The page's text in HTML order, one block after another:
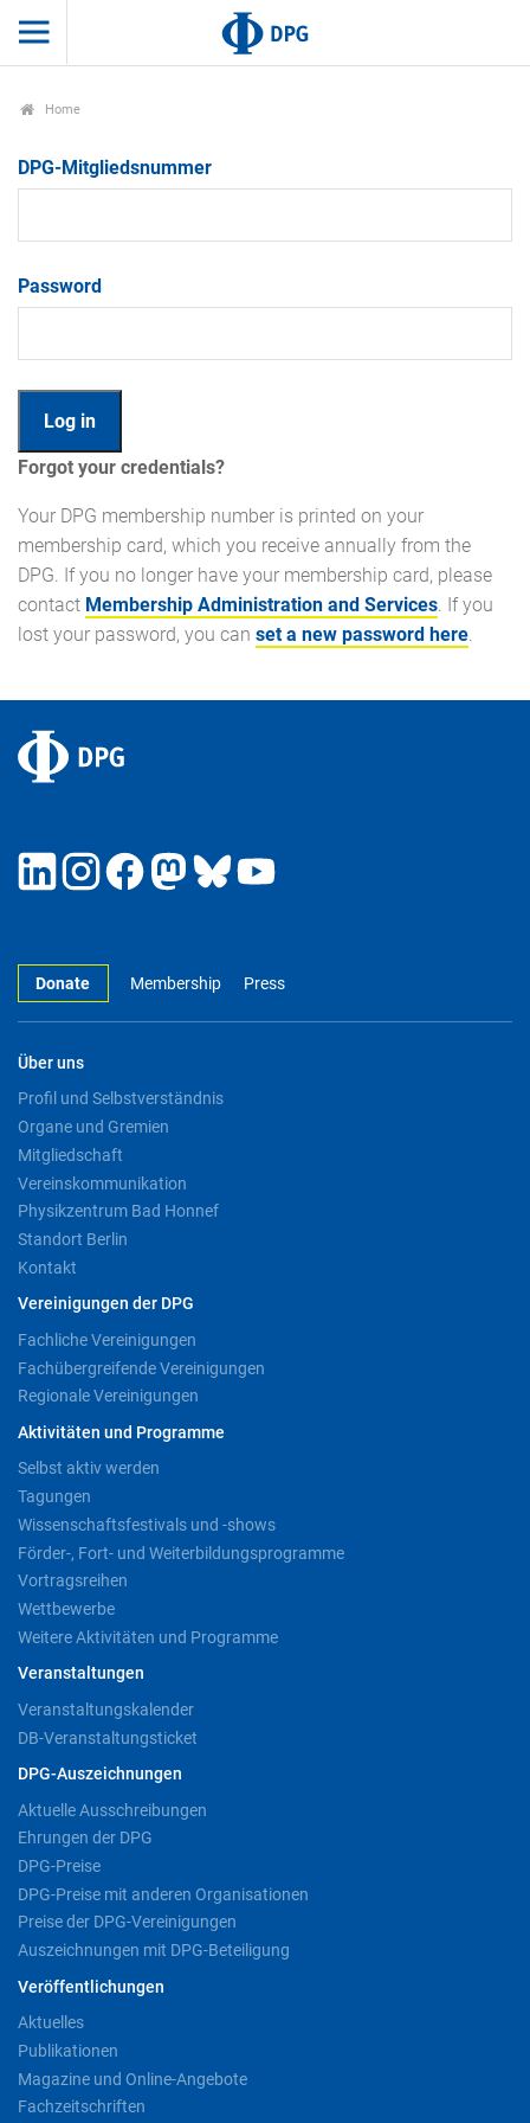
Home
DPG-Mitgliedsnummer
Password
Forgot your credentials?
Your DPG membership number is printed on your
membership card, which you receive annually from the
DPG. If you no longer have your membership card, please
contact Membership Administration and Services . If you
lost your password, you can set a new password here
Donate Membership Press
Über uns
Profil und Selbstverständnis
Organe und Gremien
Mitgliedschaft
Vereinskommunikation
Physikzentrum Bad Honnef
Standort Berlin
Kontakt
Vereinigungen der DPG
Fachliche Vereinigungen
Fachübergreifende Vereinigungen
Regionale Vereinigungen
Aktivitäten und Programme
Selbst aktiv werden
Tagungen
Wissenschaftsfestivals und -shows
Förder-, Fort- und Weiterbildungsprogramme
Vortragsreihen
Wettbewerbe
Weitere Aktivitäten und Programme
Veranstaltungen
Veranstaltungskalender
DB-Veranstaltungsticket
DPG-Auszeichnungen
Aktuelle Ausschreibungen
Ehrungen der DPG
DPG-Preise
DPG-Preise mit anderen Organisationen
Preise der DPG-Vereinigungen
Auszeichnungen mit DPG-Beteiligung
Veröffentlichungen
Aktuelles
Publikationen
Magazine und Online-Angebote
Fachzeitschriften